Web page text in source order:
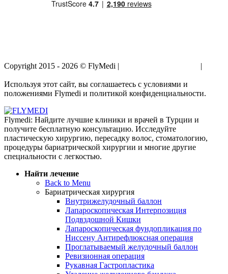
Copyright 2015 - 2026 © FlyMedi |
|
Используя этот сайт, вы соглашаетесь с условиями и
положениями Flymedi и политикой конфиденциальности.
Flymedi: Найдите лучшие клиники и врачей в Турции и
получите бесплатную консультацию. Исследуйте
пластическую хирургию, пересадку волос, стоматологию,
процедуры бариатрической хирургии и многие другие
специальности с легкостью.
Найти лечение
Back to Menu
Бариатрическая хирургия
Внутрижелудочный баллон
Лапароскопическая Интерпозиция
Подвздошной Кишки
Лапароскопическая фундопликация по
Ниссену Антирефлюксная операция
Проглатываемый желудочный баллон
Ревизионная операция
Рукавная Гастропластика